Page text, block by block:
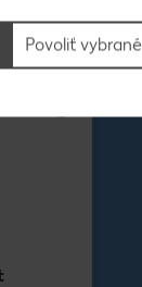
Povoliť vybrané